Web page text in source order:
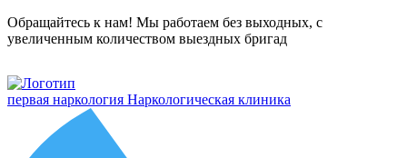
Обращайтесь к нам! Мы работаем без выходных, с
увеличенным количеством выездных бригад
первая наркология Наркологическая клиника